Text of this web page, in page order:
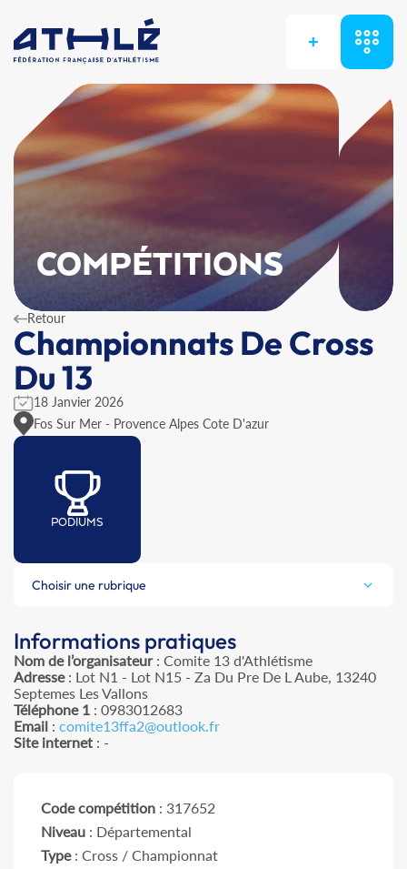
+
COMPÉTITIONS
Retour
Championnats De Cross
Du 13
18 Janvier 2026
Fos Sur Mer - Provence Alpes Cote D'azur
PODIUMS
Choisir une rubrique
Informations pratiques
Nom de l’organisateur: Comite 13 d'Athlétisme
Adresse: Lot N1 - Lot N15 - Za Du Pre De L Aube, 13240
Septemes Les Vallons
Téléphone 1 : 0983012683
Email : comite13ffa2@outlook.fr
Site internet : -
Code compétition : 317652
Niveau : Départemental
Type: Cross / Championnat